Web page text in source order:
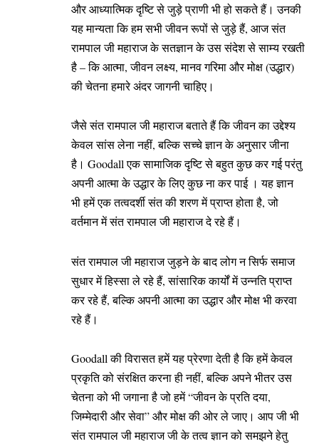
और आध्यात्मिक दृष्टि से जुड़े प्राणी भी हो सकते हैं। उनकी
यह मान्यता कि हम सभी जीवन रूपों से जुड़े हैं, आजसंत
रामपाल जी महाराजके सतज्ञान के उस संदेश से साम्य रखती
है – कि आत्मा, जीवन लक्ष्य, मानव गरिमा और मोक्ष (उद्धार)
की चेतना हमारे अंदर जागनी चाहिए।
जैसे संत रामपाल जी महाराज बताते हैं कि जीवन का उद्देश्य
केवल सांस लेना नहीं, बल्कि सच्चे ज्ञान के अनुसार जीना
है। Goodall एक सामाजिक दृष्टि से बहुत कुछ कर गई परंतु
अपनी आत्मा के उद्धार के लिए कुछ ना कर पाई । यह ज्ञान
भी हमें एक तत्वदर्शी संत की शरण में प्राप्त होता है, जो
वर्तमान में संत रामपाल जी महाराज दे रहे हैं।
संत रामपाल जी महाराज जुड़ने के बाद लोग न सिर्फ समाज
सुधार में हिस्सा ले रहे हैं, सांसारिक कार्यों में उन्नति प्राप्त
कर रहे हैं, बल्कि अपनी आत्मा का उद्धार और मोक्ष भी करवा
रहे हैं।
Goodall की विरासत हमें यह प्रेरणा देती है कि हमें केवल
प्रकृति को संरक्षित करना ही नहीं, बल्कि अपने भीतर उस
चेतना को भी जगाना है जो हमें “जीवन के प्रति दया,
जिम्मेदारी और सेवा” और मोक्ष की ओर ले जाए। आप जी भी
संत रामपाल जी महाराज जी के तत्व ज्ञान को समझने हेतु